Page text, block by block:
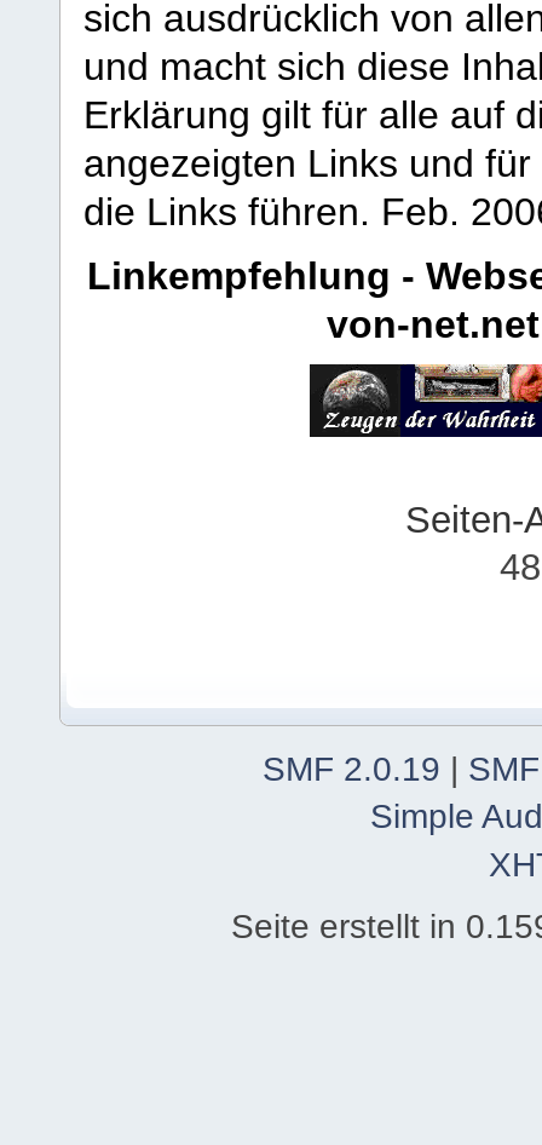
sich ausdrücklich von
und macht sich diese
Erklärung gilt für alle auf
angezeigten Links und
die Links führen. Feb.
Linkempfehlung -
von-net.net
Seiten-
SMF 2.0.19 |
Simple
Seite erstellt in